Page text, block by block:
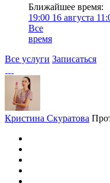
Ближайшее время:
19:00 16 августа
Все
время
Все услуги Записаться
Кристина Скуратова